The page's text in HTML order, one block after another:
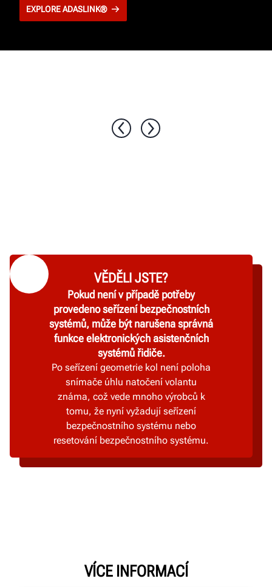
EXPLORE ADASLINK®
VĚDĚLI JSTE?
Pokud není v případě potřeby
provedeno seřízení bezpečnostních
systémů, může být narušena správná
funkce elektronických asistenčních
systémů řidiče.
Po seřízení geometrie kol není poloha
snímače úhlu natočení volantu
známa, což vede mnoho výrobců k
tomu, že nyní vyžadují seřízení
bezpečnostního systému nebo
resetování bezpečnostního systému.
VÍCE INFORMACÍ